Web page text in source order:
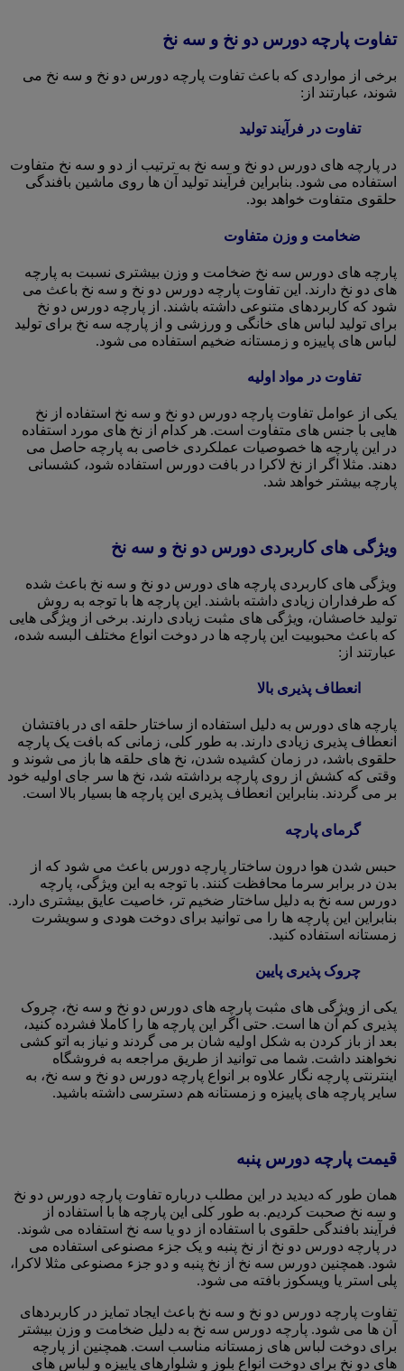
تفاوت پارچه دورس دو نخ و سه نخ
برخی از مواردی که باعث تفاوت پارچه دورس دو نخ و سه نخ می
شوند، عبارتند از:
تفاوت در فرآیند تولید
در پارچه های دورس دو نخ و سه نخ به ترتیب از دو و سه نخ متفاوت
استفاده می شود. بنابراین فرآیند تولید آن ها روی ماشین بافندگی
حلقوی متفاوت خواهد بود.
ضخامت و وزن متفاوت
پارچه های دورس سه نخ ضخامت و وزن بیشتری نسبت به پارچه
های دو نخ دارند. این تفاوت پارچه دورس دو نخ و سه نخ باعث می
شود که کاربردهای متنوعی داشته باشند. از پارچه دورس دو نخ
برای تولید لباس های خانگی و ورزشی و از پارچه سه نخ برای تولید
لباس های پاییزه و زمستانه ضخیم استفاده می شود.
تفاوت در مواد اولیه
یکی از عوامل تفاوت پارچه دورس دو نخ و سه نخ استفاده از نخ
هایی با جنس های متفاوت است. هر کدام از نخ های مورد استفاده
در این پارچه ها خصوصیات عملکردی خاصی به پارچه حاصل می
دهند. مثلا اگر از نخ لاکرا در بافت دورس استفاده شود، کشسانی
پارچه بیشتر خواهد شد.
ویژگی های کاربردی دورس دو نخ و سه نخ
ویژگی های کاربردی پارچه های دورس دو نخ و سه نخ باعث شده
که طرفداران زیادی داشته باشند. این پارچه ها با توجه به روش
تولید خاصشان، ویژگی های مثبت زیادی دارند. برخی از ویژگی هایی
که باعث محبوبیت این پارچه ها در دوخت انواع مختلف البسه شده،
عبارتند از:
انعطاف پذیری بالا
پارچه های دورس به دلیل استفاده از ساختار حلقه ای در بافتشان
انعطاف پذیری زیادی دارند. به طور کلی، زمانی که بافت یک پارچه
حلقوی باشد، در زمان کشیده شدن، نخ های حلقه ها باز می شوند و
وقتی که کشش از روی پارچه برداشته شد، نخ ها سر جای اولیه خود
بر می گردند. بنابراین انعطاف پذیری این پارچه ها بسیار بالا است.
گرمای پارچه
حبس شدن هوا درون ساختار پارچه دورس باعث می شود که از
بدن در برابر سرما محافظت کنند. با توجه به این ویژگی، پارچه
دورس سه نخ به دلیل ساختار ضخیم تر، خاصیت عایق بیشتری دارد.
بنابراین این پارچه ها را می توانید برای دوخت هودی و سویشرت
زمستانه استفاده کنید.
چروک پذیری پایین
یکی از ویژگی های مثبت پارچه های دورس دو نخ و سه نخ، چروک
پذیری کم آن ها است. حتی اگر این پارچه ها را کاملا فشرده کنید،
بعد از باز کردن به شکل اولیه شان بر می گردند و نیاز به اتو کشی
نخواهند داشت. شما می توانید از طریق مراجعه به فروشگاه
اینترنتی پارچه نگار علاوه بر انواع پارچه دورس دو نخ و سه نخ، به
سایر پارچه های پاییزه و زمستانه هم دسترسی داشته باشید.
قیمت پارچه دورس پنبه
همان طور که دیدید در این مطلب درباره تفاوت پارچه دورس دو نخ
و سه نخ صحبت کردیم. به طور کلی این پارچه ها با استفاده از
فرآیند بافندگی حلقوی با استفاده از دو یا سه نخ استفاده می شوند.
در پارچه دورس دو نخ از نخ پنبه و یک جزء مصنوعی استفاده می
شود. همچنین دورس سه نخ از نخ پنبه و دو جزء مصنوعی مثلا لاکرا،
پلی استر یا ویسکوز بافته می شود.
تفاوت پارچه دورس دو نخ و سه نخ باعث ایجاد تمایز در کاربردهای
آن ها می شود. پارچه دورس سه نخ به دلیل ضخامت و وزن بیشتر
برای دوخت لباس های زمستانه مناسب است. همچنین از پارچه
های دو نخ برای دوخت انواع بلوز و شلوارهای پاییزه و لباس های